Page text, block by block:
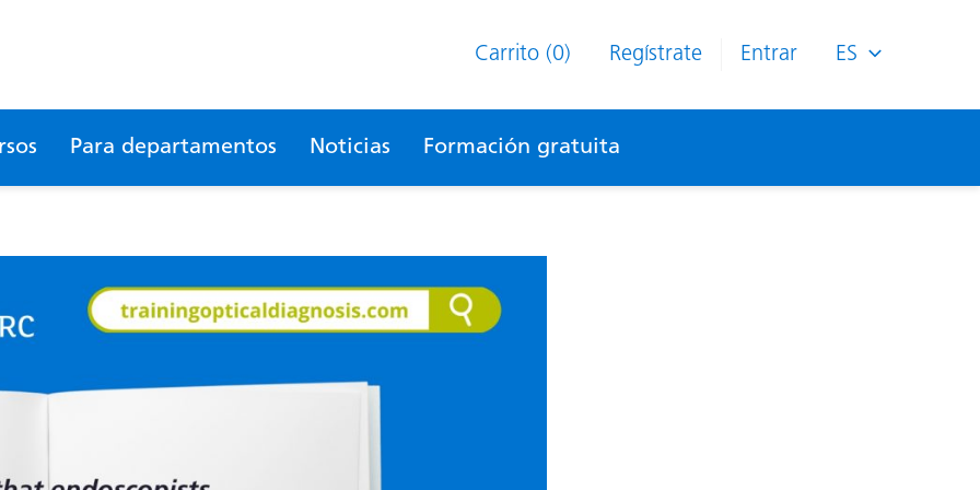
Carrito (0) Regístrate Entrar ES
Para departamentos Noticias Formación gratuita